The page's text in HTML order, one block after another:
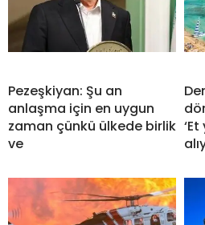
Pezeşkiyan: Şu an
anlaşma için en uygun
zaman çünkü ülkede birlik
ve